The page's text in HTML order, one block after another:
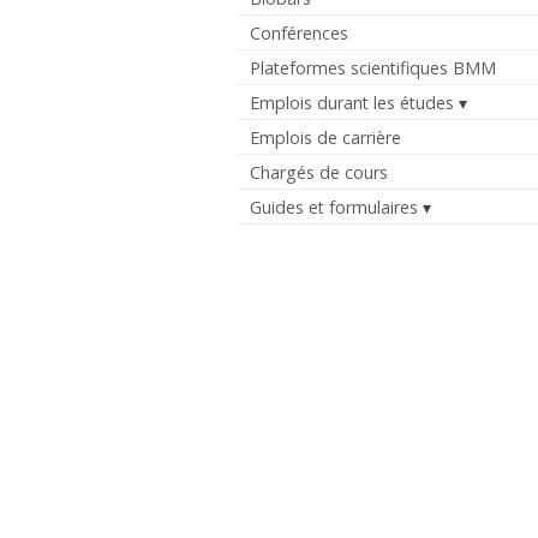
Conférences
Plateformes scientifiques BMM
Emplois durant les études
Emplois de carrière
Chargés de cours
Guides et formulaires